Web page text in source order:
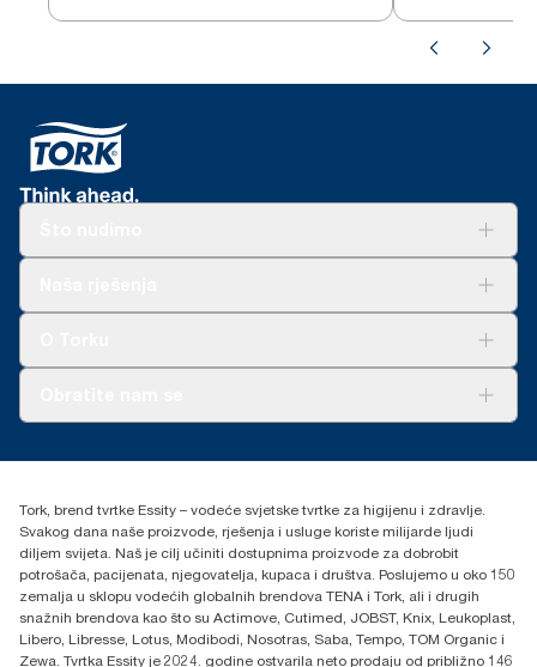
slojna
slojna
+385 913 900 004
H-1021 Budapest
Budakeszi út 51.
Tork, brend tvrtke Essity – vodeće svjetske tvrtke za higijenu i zdravlje.
Svakog dana naše proizvode, rješenja i usluge koriste milijarde ljudi
diljem svijeta. Naš je cilj učiniti dostupnima proizvode za dobrobit
potrošača, pacijenata, njegovatelja, kupaca i društva. Poslujemo u oko 150
zemalja u sklopu vodećih globalnih brendova TENA i Tork, ali i drugih
snažnih brendova kao što su Actimove, Cutimed, JOBST, Knix, Leukoplast,
Libero, Libresse, Lotus, Modibodi, Nosotras, Saba, Tempo, TOM Organic i
Zewa. Tvrtka Essity je 2024. godine ostvarila neto prodaju od približno 146